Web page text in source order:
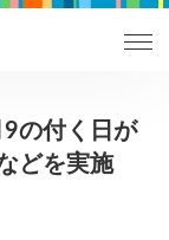
の付く日が
どを実施